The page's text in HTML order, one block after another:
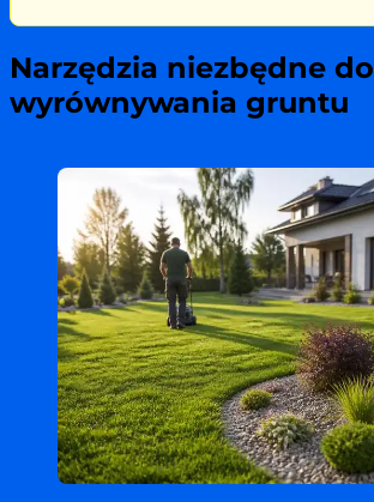
Narzędzia niezbędne do
wyrównywania gruntu